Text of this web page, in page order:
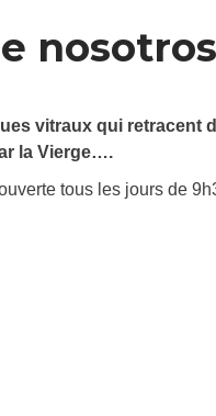
nosotros
vitraux qui retracent
la Vierge….
tous les jours de